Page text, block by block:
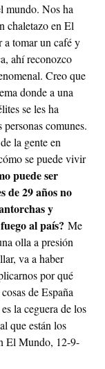
mundo. Nos ha
chaletazo en El
tomar un café y
ahí reconozco
Creo que
donde a una
se les ha
comunes.
la gente en
se puede vivir
puede ser
de 29 años no
y
al país? Me
olla a presión
va a haber
por qué
de España
la ceguera de los
que están los
El Mundo, 12-9-